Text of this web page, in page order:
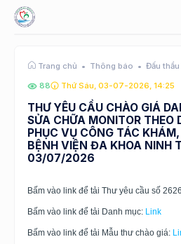
Trang chủ Thông báo Đấu
88 Thứ Sáu, 03-07-2026, 14:25
THƯ YÊU CẦU CHÀO GIÁ
SỬA CHỮA MONITOR THEO
PHỤC VỤ CÔNG TÁC
BỆNH VIỆN ĐA KHOA NINH
03/07/2026
Bấm vào link để tải Thư yêu cầu số
Bấm vào link để tải Danh mục: Link
Bấm vào link để tải Mẫu thư chào giá: